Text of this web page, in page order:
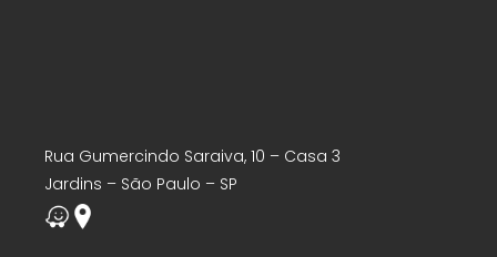
Rua Gumercindo Saraiva, 10 – Casa 3
Jardins – São Paulo – SP